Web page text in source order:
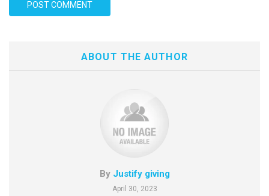
ABOUT THE AUTHOR
By Justify giving
April 30, 2023